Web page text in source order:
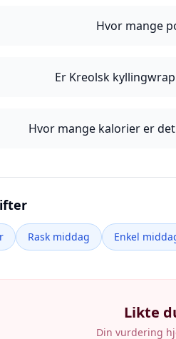
Hvor mange
Er Kreolsk
Hvor mange kalorier er
Rask middag Enkel
Likte
Din vurdering